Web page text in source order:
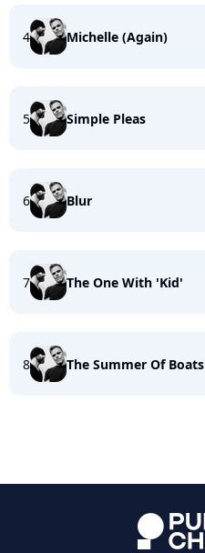
4 Michelle (Again)
5 Simple Pleas
6 Blur
7 The One With 'Kid'
8 The Summer Of Boats